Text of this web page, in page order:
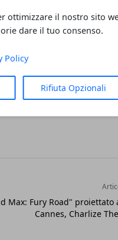
ottimizzare il nostro sito
dare il tuo consenso.
Policy
Rifiuta Opzionali
sanzioni al
Max: Fury Road" proiettato
Cannes, Charlize